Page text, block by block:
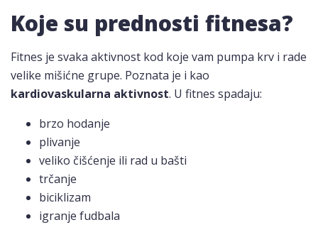
Koje su prednosti fitnesa?
Fitnes je svaka aktivnost kod koje vam pumpa krv i rade
velike mišićne grupe. Poznata je i kao
kardiovaskularna aktivnost. U fitnes spadaju:
brzo hodanje
plivanje
veliko čišćenje ili rad u bašti
trčanje
biciklizam
igranje fudbala